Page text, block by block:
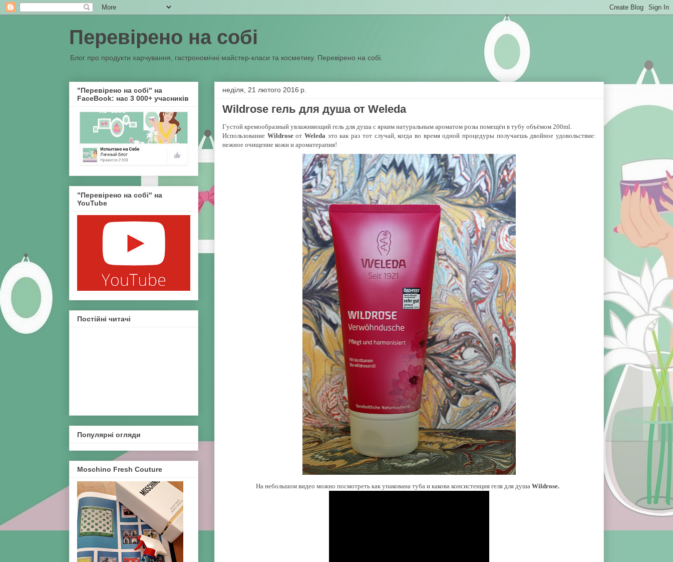
Перевірено на собі
Блог про продукти харчування, гастрономічні майстер-класи та косметику. Перевірено на собі.
неділя, 21 лютого 2016 р.
Wildrose гель для душа от Weleda
Густой кремообразный увлажняющий гель для душа с ярким натуральным ароматом розы помещён в тубу объёмом 200ml.
Использование WildroseотWeleda это как раз тот случай, когда во время одной процедуры получаешь двойное удовольствие:
нежное очищение кожи и ароматерапия!
На небольшом видео можно посмотреть как упакована туба и какова консистенция геля для душа Wildrose.
"Перевірено на собі" на
FaceBook: нас 3 000+ учасників
"Перевірено на собі" на
YouTube
Постійні читачі
Популярні огляди
Moschino Fresh Couture